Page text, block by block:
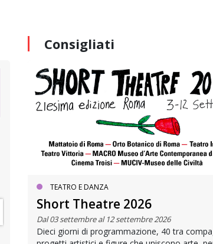
Consigliati
TEATRO E DANZA
Short Theatre 2026
Dal 03 settembre al 12 settembre 2026
Dieci giorni di programmazione, 40 tra